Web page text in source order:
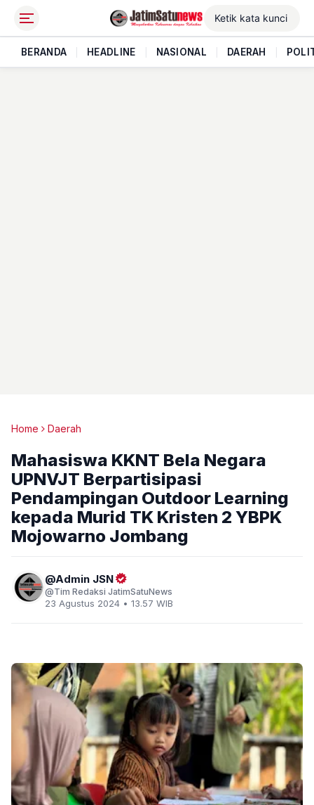
BERANDA HEADLINE NASIONAL DAERAH
Home Daerah
Mahasiswa KKNT Bela Negara
UPNVJT Berpartisipasi
Pendampingan Outdoor Learning
kepada Murid TK Kristen 2 YBPK
Mojowarno Jombang
Admin JSN
Tim Redaksi JatimSatuNews
23 Agustus 2024 • 13.57 WIB